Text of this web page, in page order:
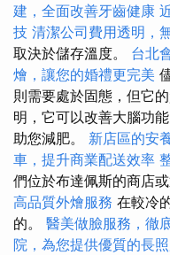
建，全面改善牙齒健康
技 清潔公司費用透明，
取決於儲存溫度。 台北
燴，讓您的婚禮更完美
則需要處於固態，但它
明，它可以改善大腦功
助您減肥。 新店區的安
車，提升商業配送效率
們位於布達佩斯的商店
高品質外燴服務 在較冷
的。 醫美做臉服務，徹
院，為您提供優質的長